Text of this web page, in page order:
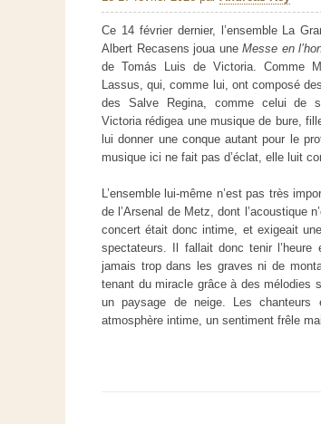
Ce 14 février dernier, l’ensemble La
Albert Recasens joua une Messe en
de Tomás Luis de Victoria. Comme
Lassus, qui, comme lui, ont composé
des Salve Regina, comme celui de
Victoria rédigea une musique de bure,
lui donner une conque autant pour le
musique ici ne fait pas d’éclat, elle luit
L’ensemble lui-même n’est pas très
de l’Arsenal de Metz, dont l’acoustique
concert était donc intime, et exigeait
spectateurs. Il fallait donc tenir
jamais trop dans les graves ni de
tenant du miracle grâce à des mélodies
un paysage de neige. Les chanteurs
atmosphère intime, un sentiment frêle